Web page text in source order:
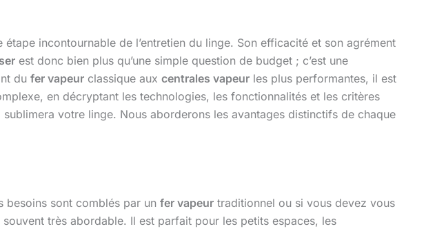
incontournable de l’entretien du linge. Son efficacité et son agrément
est donc bien plus qu’une simple question de budget ; c’est une
du fer vapeur classique aux centrales vapeur les plus performantes, il est
en décryptant les technologies, les fonctionnalités et les critères
votre linge. Nous aborderons les avantages distinctifs de chaque
besoins sont comblés par un fer vapeur traditionnel ou si vous devez vous
très abordable. Il est parfait pour les petits espaces, les